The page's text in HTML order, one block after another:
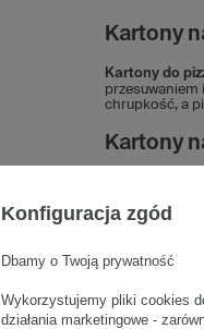
Kartony
Kartony do
przesuwaniem
chrupkość, a
Kartony
Karton
Karton
Dlaczego
Konfiguracja zgód
Dbamy o Twoją prywatność
Wykorzystujemy pliki cookies
działania marketingowe -